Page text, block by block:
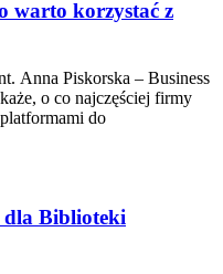
warto korzystać z
Anna Piskorska – Business
o co najczęściej firmy
do
dla Biblioteki